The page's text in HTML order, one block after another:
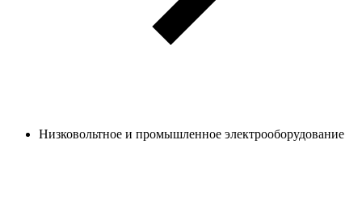
Низковольтное и промышленное электрооборудование